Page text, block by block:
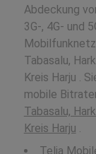
Abdeckung
3G-, 4G- und
Tabasalu,
Kreis Harju .
mobile
Tabasalu,
Kreis Harju .
Telia